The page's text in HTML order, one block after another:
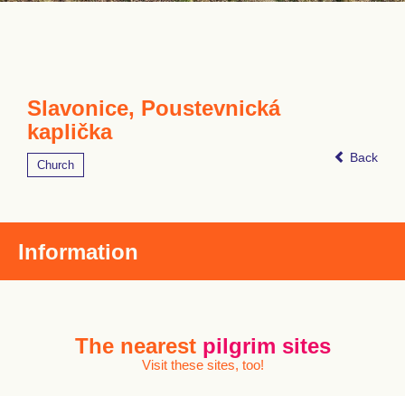
Slavonice, Poustevnická
kaplička
Back
Church
Information
The nearest pilgrim sites
Visit these sites, too!